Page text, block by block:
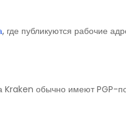
, где публикуются рабочие
обычно имеют PGP-